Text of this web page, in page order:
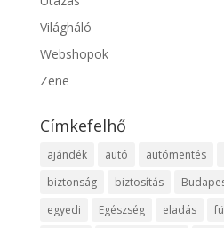
Világháló
Webshopok
Zene
Címkefelhő
ajándék autó autómentés
biztonság
biztosítás
egyedi
Egészség eladás